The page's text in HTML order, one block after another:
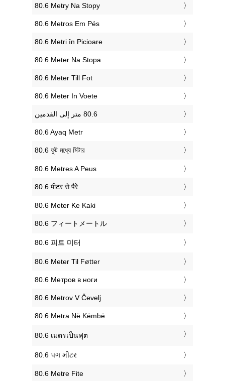
‎80.6 Metry Na Stopy
‎80.6 Metros Em Pés
‎80.6 Metri în Picioare
‎80.6 Meter Na Stopa
‎80.6 Meter Till Fot
‎80.6 Meter In Voete
‎80.6 Ayaq Metr
‎80.6 ফুট মধ্যে মিটার
‎80.6 Metres A Peus
‎80.6 मीटर से पैरे
‎80.6 Meter Ke Kaki
‎80.6 フィートメートル
‎80.6 피트 미터
‎80.6 Meter Til Føtter
‎80.6 Метров в ноги
‎80.6 Metrov V Čevelj
‎80.6 Metra Në Këmbë
‎80.6 เมตรเป็นฟุต
‎80.6 પગ મીટર
‎80.6 Metre Fite